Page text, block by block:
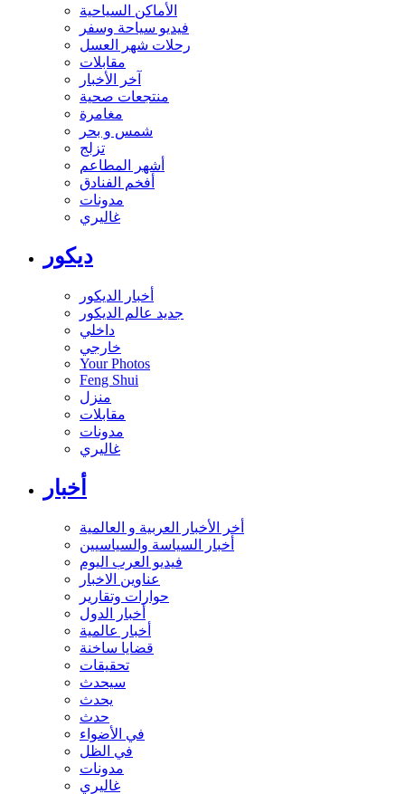
الأماكن السياحية
فيديو سياحة وسفر
رحلات شهر العسل
مقابلات
آخر الأخبار
منتجعات صحية
مغامرة
شمس و بحر
تزلج
أشهر المطاعم
أفخم الفنادق
مدونات
غاليري
ديكور
أخبار الديكور
جديد عالم الديكور
داخلي
خارجي
Your Photos
Feng Shui
منزل
مقابلات
مدونات
غاليري
أخبار
أخر الأخبار العربية و العالمية
أخبار السياسة والسياسيين
فيديو العرب اليوم
عناوين الاخبار
حوارات وتقارير
أخبار الدول
أخبار عالمية
قضايا ساخنة
تحقيقات
سيحدث
يحدث
حدث
في الأضواء
في الظل
مدونات
غاليري